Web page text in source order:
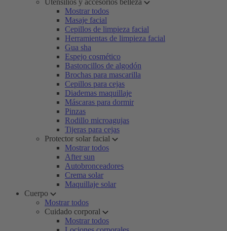
Utensilios y accesorios belleza
Mostrar todos
Masaje facial
Cepillos de limpieza facial
Herramientas de limpieza facial
Gua sha
Espejo cosmético
Bastoncillos de algodón
Brochas para mascarilla
Cepillos para cejas
Diademas maquillaje
Máscaras para dormir
Pinzas
Rodillo microagujas
Tijeras para cejas
Protector solar facial
Mostrar todos
After sun
Autobronceadores
Crema solar
Maquillaje solar
Cuerpo
Mostrar todos
Cuidado corporal
Mostrar todos